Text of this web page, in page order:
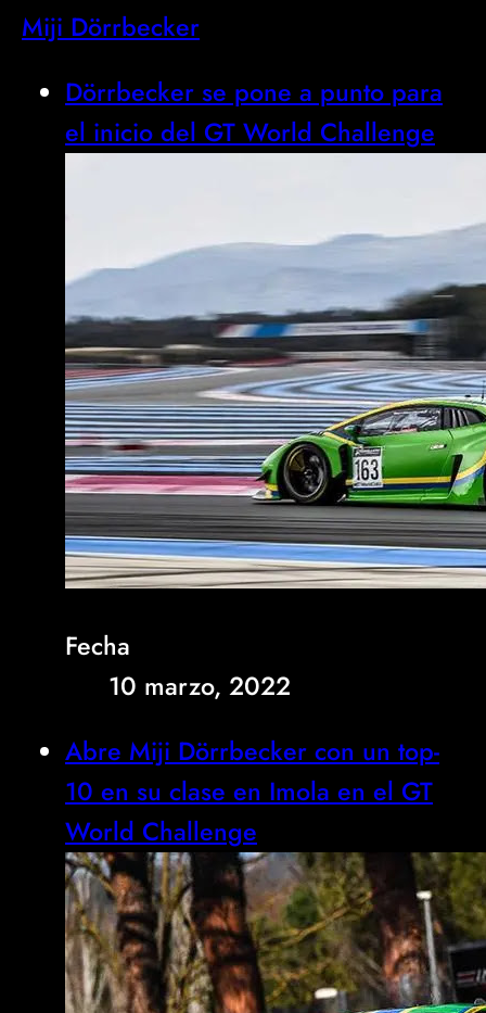
Miji Dörrbecker
Dörrbecker se pone a punto para
el inicio del GT World Challenge
Fecha
10 marzo, 2022
Abre Miji Dörrbecker con un top-
10 en su clase en Imola en el GT
World Challenge